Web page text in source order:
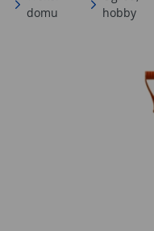
domu
hobby